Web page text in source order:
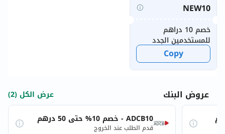
NEW10
خصم 10 دراهم
للمستخدمين الجدد
Copy
عروض البنك
عرض الكل (2)
ADCB10 - خصم 10% حتى 50 درهم
قدم الطلب عند الخروج